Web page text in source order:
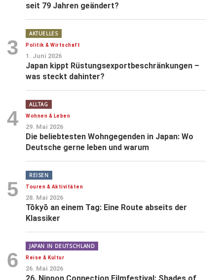
seit 79 Jahren geändert?
3
AKTUELLES
Politik & Wirtschaft
1. Juni 2026
Japan kippt Rüstungsexportbeschränkungen –
was steckt dahinter?
4
ALLTAG
Wohnen & Leben
29. Mai 2026
Die beliebtesten Wohngegenden in Japan: Wo
Deutsche gerne leben und warum
5
REISEN
Touren & Aktivitäten
28. Mai 2026
Tōkyō an einem Tag: Eine Route abseits der
Klassiker
6
JAPAN IN DEUTSCHLAND
Reise & Kultur
26. Mai 2026
26. Nippon Connection Filmfestival: Shades of